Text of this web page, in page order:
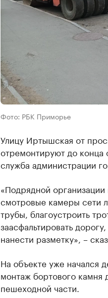
Фото: РБК Приморье
Улицу Иртышская от
отремонтируют до конца
служба администрации
«Подрядной
смотровые камеры сети
трубы, благоустроить
заасфальтировать
нанести разметку», –
На объекте уже начался
монтаж бортового камня
пешеходной части.